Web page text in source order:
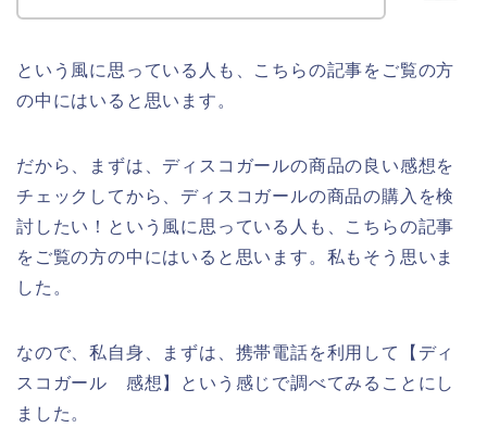
という風に思っている人も、こちらの記事をご覧の方
の中にはいると思います。
だから、まずは、ディスコガールの商品の良い感想を
チェックしてから、ディスコガールの商品の購入を検
討したい！という風に思っている人も、こちらの記事
をご覧の方の中にはいると思います。私もそう思いま
した。
なので、私自身、まずは、携帯電話を利用して【ディ
スコガール 感想】という感じで調べてみることにし
ました。